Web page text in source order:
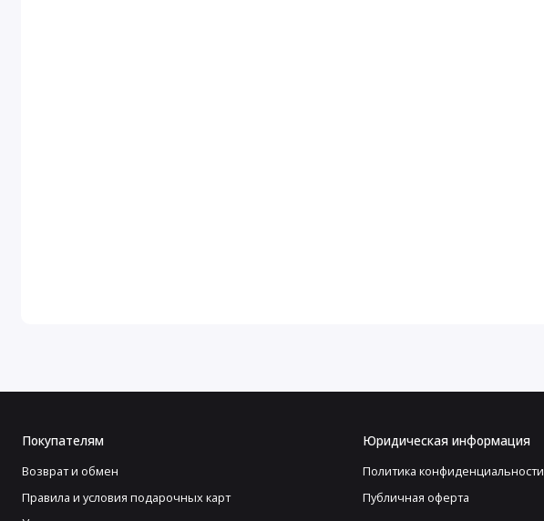
Покупателям
Возврат и обмен
Правила и условия подарочных карт
Юридическая информация
Политика конфиденциальности
Публичная оферта